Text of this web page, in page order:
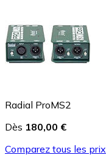
Radial ProMS2
Dès 180,00 €
Comparez tous les prix